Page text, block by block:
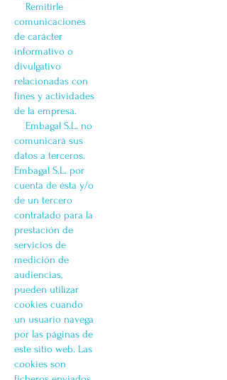
Remitirle
comunicaciones
de carácter
informativo o
divulgativo
relacionadas con
fines y actividades
de la empresa.
Embagal S.L. no
comunicará sus
datos a terceros.
Embagal S.L. por
cuenta de ésta y/o
de un tercero
contratado para la
prestación de
servicios de
medición de
audiencias,
pueden utilizar
cookies cuando
un usuario navega
por las páginas de
este sitio web. Las
cookies son